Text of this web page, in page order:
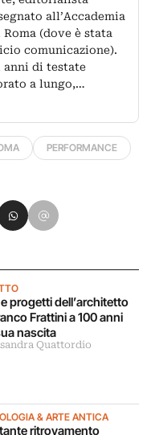
all’Accademia
(dove è stata
comunicazione).
anni di testate
a lungo,…
PERFORMANCE
progetti dell’architetto
Frattini a 100 anni
nascita
Quattordio
& ARTE ANTICA
ritrovamento
LinkedIn
su Pinterest
su WhatsApp
Condividi su Email